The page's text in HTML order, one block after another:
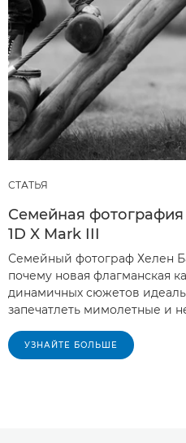
СТАТЬЯ
Семейная фотография
1D X Mark III
Семейный фотограф Хелен
почему новая флагманская
динамичных сюжетов
запечатлеть мимолетные и
УЗНАЙТЕ БОЛЬШЕ